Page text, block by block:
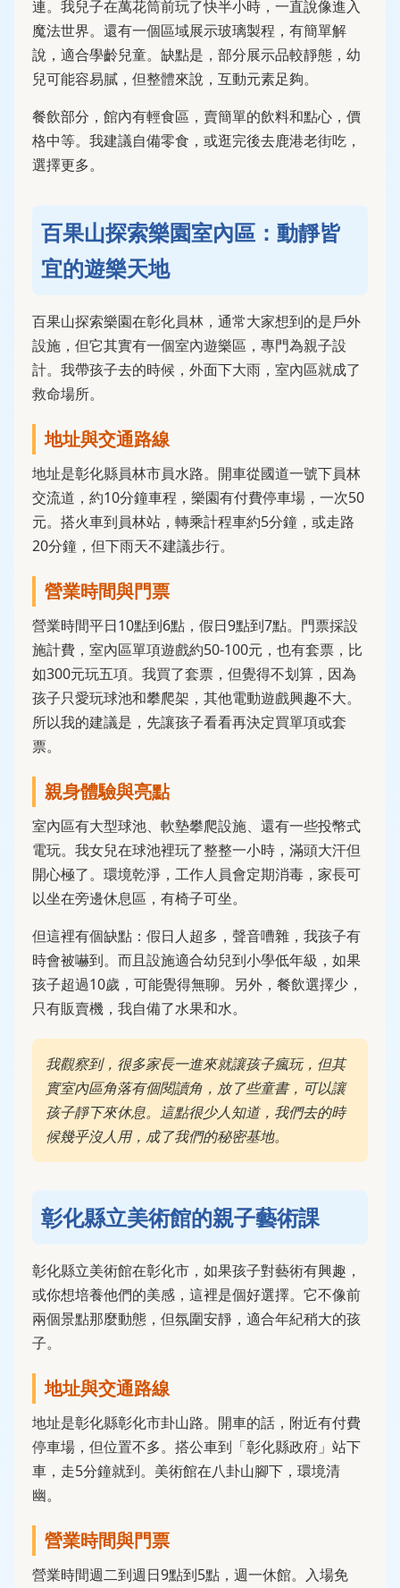
連。我兒子在萬花筒前玩了快半小時，一直說像進入
魔法世界。還有一個區域展示玻璃製程，有簡單解
說，適合學齡兒童。缺點是，部分展示品較靜態，幼
兒可能容易膩，但整體來說，互動元素足夠。
餐飲部分，館內有輕食區，賣簡單的飲料和點心，價
格中等。我建議自備零食，或逛完後去鹿港老街吃，
選擇更多。
百果山探索樂園室內區：動靜皆
宜的遊樂天地
百果山探索樂園在彰化員林，通常大家想到的是戶外
設施，但它其實有一個室內遊樂區，專門為親子設
計。我帶孩子去的時候，外面下大雨，室內區就成了
救命場所。
地址與交通路線
地址是彰化縣員林市員水路。開車從國道一號下員林
交流道，約10分鐘車程，樂園有付費停車場，一次50
元。搭火車到員林站，轉乘計程車約5分鐘，或走路
20分鐘，但下雨天不建議步行。
營業時間與門票
營業時間平日10點到6點，假日9點到7點。門票採設
施計費，室內區單項遊戲約50-100元，也有套票，比
如300元玩五項。我買了套票，但覺得不划算，因為
孩子只愛玩球池和攀爬架，其他電動遊戲興趣不大。
所以我的建議是，先讓孩子看看再決定買單項或套
票。
親身體驗與亮點
室內區有大型球池、軟墊攀爬設施、還有一些投幣式
電玩。我女兒在球池裡玩了整整一小時，滿頭大汗但
開心極了。環境乾淨，工作人員會定期消毒，家長可
以坐在旁邊休息區，有椅子可坐。
但這裡有個缺點：假日人超多，聲音嘈雜，我孩子有
時會被嚇到。而且設施適合幼兒到小學低年級，如果
孩子超過10歲，可能覺得無聊。另外，餐飲選擇少，
只有販賣機，我自備了水果和水。
我觀察到，很多家長一進來就讓孩子瘋玩，但其
實室內區角落有個閱讀角，放了些童書，可以讓
孩子靜下來休息。這點很少人知道，我們去的時
候幾乎沒人用，成了我們的秘密基地。
彰化縣立美術館的親子藝術課
彰化縣立美術館在彰化市，如果孩子對藝術有興趣，
或你想培養他們的美感，這裡是個好選擇。它不像前
兩個景點那麼動態，但氛圍安靜，適合年紀稍大的孩
子。
地址與交通路線
地址是彰化縣彰化市卦山路。開車的話，附近有付費
停車場，但位置不多。搭公車到「彰化縣政府」站下
車，走5分鐘就到。美術館在八卦山腳下，環境清
幽。
營業時間與門票
營業時間週二到週日9點到5點，週一休館。入場免